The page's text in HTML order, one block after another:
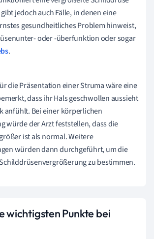
jedoch auch Fälle, in denen eine
gesundheitliches Problem hinweist,
oder -überfunktion oder sogar
.
die Präsentation einer Struma wäre eine
dass ihr Hals geschwollen aussieht
anfühlt. Bei einer körperlichen
würde der Arzt feststellen, dass die
ist als normal. Weitere
würden dann durchgeführt, um die
zu bestimmen.
wichtigsten Punkte bei